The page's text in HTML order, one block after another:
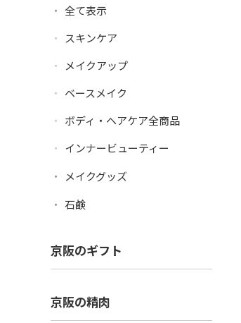
全て表示
スキンケア
メイクアップ
ベースメイク
ボディ・ヘアケア全商品
インナービューティー
メイクグッズ
石鹸
京阪のギフト
京阪の精肉